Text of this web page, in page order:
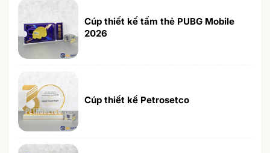
Cúp thiết kế tấm thẻ PUBG Mobile
2026
Cúp thiết kế Petrosetco